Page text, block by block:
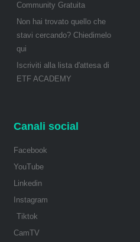
Community Gratuita
Non hai trovato quello che
stavi cercando? Chiedimelo
qui
Iscriviti alla lista d'attesa di
ETF ACADEMY
Canali social
Facebook
YouTube
Linkedin
Instagram
Tiktok
CamTV